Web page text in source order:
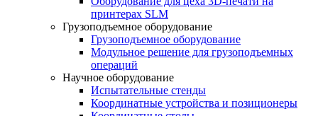
принтерах SLM
Грузоподъемное оборудование
Грузоподъемное оборудование
Модульное решение для грузоподъемных
операций
Научное оборудование
Испытательные стенды
Координатные устройства и позиционеры